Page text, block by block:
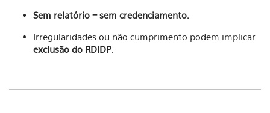
Sem relatório = sem credenciamento.
Irregularidades ou não cumprimento podem implicar
exclusão do RDIDP